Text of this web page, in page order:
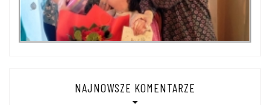
NAJNOWSZE KOMENTARZE